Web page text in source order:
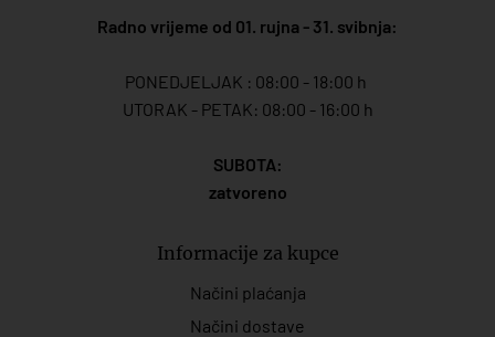
Radno vrijeme od 01. rujna - 31. svibnja:
PONEDJELJAK : 08:00 - 18:00 h
UTORAK - PETAK: 08:00 - 16:00 h
SUBOTA:
zatvoreno
Informacije za kupce
Načini plaćanja
Načini dostave